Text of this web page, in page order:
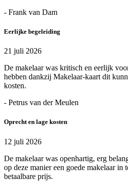
- Frank van Dam
Eerlijke begeleiding
21 juli 2026
De makelaar was kritisch en eerlijk
hebben dankzij Makelaar-kaart dit
kosten.
- Petrus van der Meulen
Oprecht en lage kosten
12 juli 2026
De makelaar was openhartig, erg
op deze manier een goede makelaar in
betaalbare prijs.